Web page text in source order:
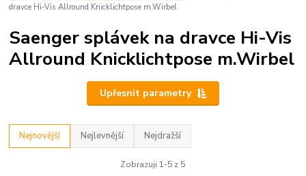
dravce Hi-Vis Allround Knicklichtpose m.Wirbel
Saenger splávek na dravce Hi-Vis
Allround Knicklichtpose m.Wirbel
Upřesnit parametry
Nejnovější Nejlevnější Nejdražší
Zobrazuji 1-5 z 5